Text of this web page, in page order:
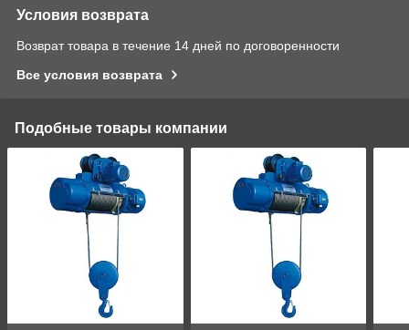
Условия возврата
Возврат товара в течение 14 дней по договоренности
Все условия возврата
Подобные товары компании